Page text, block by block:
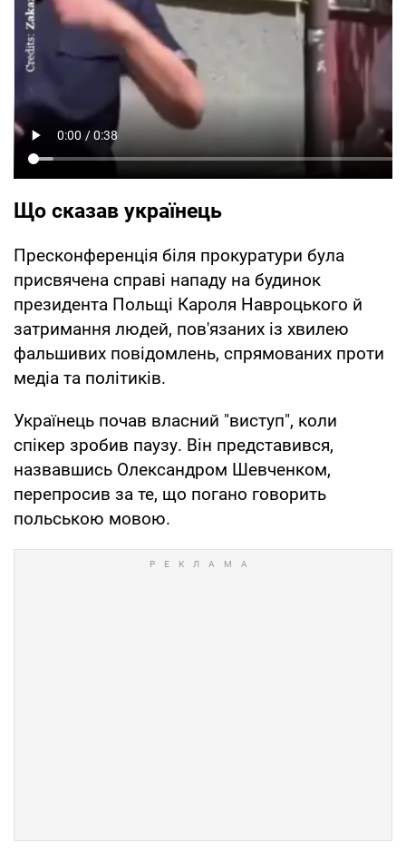
Що сказав українець
Пресконференція біля прокуратури була
присвячена справі нападу на будинок
президента Польщі Кароля Навроцького й
затримання людей, пов'язаних із хвилею
фальшивих повідомлень, спрямованих проти
медіа та політиків.
Українець почав власний "виступ", коли
спікер зробив паузу. Він представився,
назвавшись Олександром Шевченком,
перепросив за те, що погано говорить
польською мовою.